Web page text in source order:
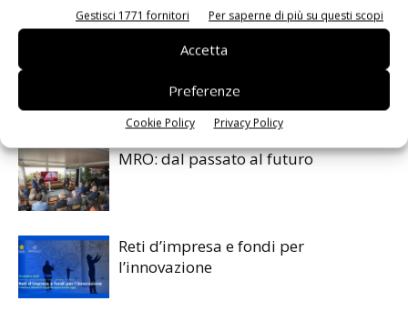
Gestisci 1771 fornitori Per saperne di più su questi scopi
Accetta
Preferenze
Cookie Policy Privacy Policy
Facebook Twitter
ALTRO DALL'AUTORE
MRO: dal passato al futuro
Reti d’impresa e fondi per
l’innovazione